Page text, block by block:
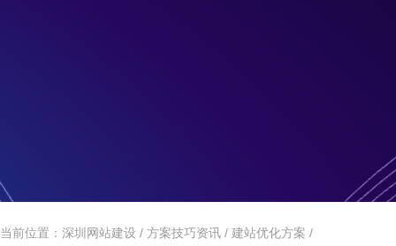
当前位置： 深圳网站建设 / 方案技巧资讯 / 建站优化方案 /